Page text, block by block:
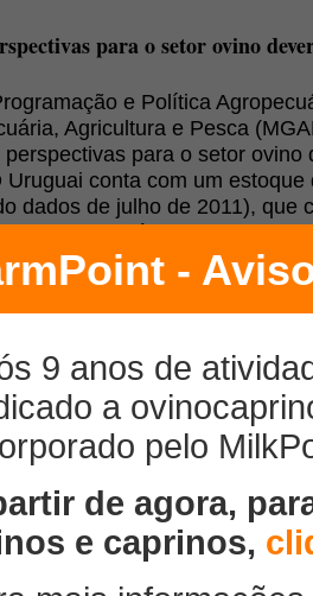
para o setor ovino
e Política
Agricultura e Pesca
para o setor ovino
Uruguai conta com um estoque
dados de julho de 2011), que
da história. No entanto,
com maior retenção de
Agricultura não tem substituto
ao governador de São
deixaria o comando da
Sampaio, decidiu que não
e deixará o cargo na segunda-
Bandeirantes defina um nome
(18) ou opte por manter,
de Agricultura e